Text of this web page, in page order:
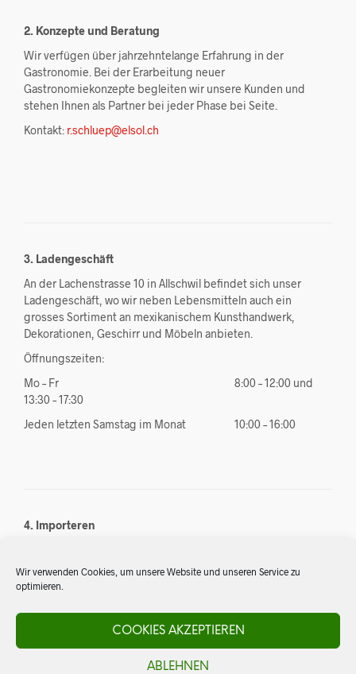
Wir verwenden Cookies, um unsere Website und unseren Service zu
optimieren.
COOKIES AKZEPTIEREN
ABLEHNEN
2. Konzepte und Beratung
Wir verfügen über jahrzehntelange Erfahrung in der
Gastronomie. Bei der Erarbeitung neuer
Gastronomiekonzepte begleiten wir unsere Kunden und
stehen Ihnen als Partner bei jeder Phase bei Seite.
Kontakt: r.schluep@elsol.ch
3. Ladengeschäft
An der Lachenstrasse 10 in Allschwil befindet sich unser
Ladengeschäft, wo wir neben Lebensmitteln auch ein
grosses Sortiment an mexikanischem Kunsthandwerk,
Dekorationen, Geschirr und Möbeln anbieten.
Öffnungszeiten:
Mo – Fr
8:00 – 12:00 und
13:30 – 17:30
Jeden letzten Samstag im Monat
10:00 – 16:00
4. Importeren
unserem Sortiment haben? Kein Problem. Dank unseren
besten Kontakten in Mexiko sind wir in der Lage auf
gegebenenfalls ganze Restauranteinrichtungen.